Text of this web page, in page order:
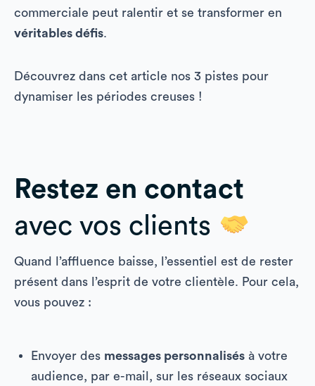
commerciale peut ralentir et se transformer en
véritables défis.
Découvrez dans cet article nos 3 pistes pour
dynamiser les périodes creuses !
Restez en contact
avec vos clients
Quand l’affluence baisse, l’essentiel est de rester
présent dans l’esprit de votre clientèle. Pour cela,
vous pouvez :
Envoyer des messages personnalisésà votre
audience, par e-mail, sur les réseaux sociaux